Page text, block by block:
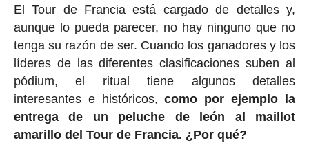
El Tour de Francia está cargado de detalles y,
aunque lo pueda parecer, no hay ninguno que no
tenga su razón de ser. Cuando los ganadores y los
líderes de las diferentes clasificaciones suben al
pódium, el ritual tiene algunos detalles
interesantes e históricos,como por ejemplo la
entrega de un peluche de león al maillot
amarillo del Tour de Francia. ¿Por qué?